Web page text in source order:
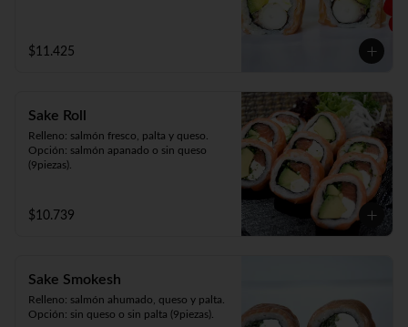
$11.425
Sake Roll
Relleno: salmón fresco, palta y queso.
Opción: salmón apanado o sin queso
(9piezas).
$10.739
Sake Smokesh
Relleno: salmón ahumado, queso y palta.
Opción: sin queso o sin palta (9piezas).